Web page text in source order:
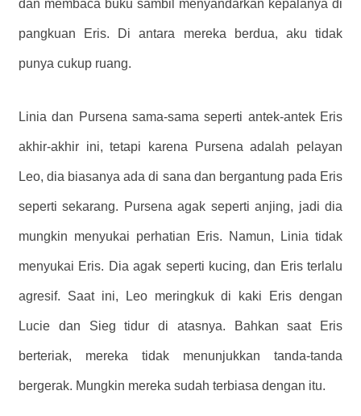
dan membaca buku sambil menyandarkan kepalanya di
pangkuan Eris. Di antara mereka berdua, aku tidak
punya cukup ruang.
Linia dan Pursena sama-sama seperti antek-antek Eris
akhir-akhir ini, tetapi karena Pursena adalah pelayan
Leo, dia biasanya ada di sana dan bergantung pada Eris
seperti sekarang. Pursena agak seperti anjing, jadi dia
mungkin menyukai perhatian Eris. Namun, Linia tidak
menyukai Eris. Dia agak seperti kucing, dan Eris terlalu
agresif. Saat ini, Leo meringkuk di kaki Eris dengan
Lucie dan Sieg tidur di atasnya. Bahkan saat Eris
berteriak, mereka tidak menunjukkan tanda-tanda
bergerak. Mungkin mereka sudah terbiasa dengan itu.